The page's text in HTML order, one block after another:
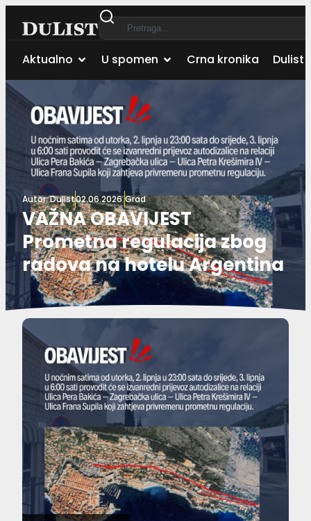
Aktualno U spomen Crna kronika Dulist
Autor:Dulist02.06.2026.Grad
VAŽNA OBAVIJEST
Prometna regulacija zbog
radova na hotelu Argentina